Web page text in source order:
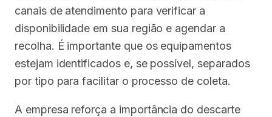
canais de atendimento para verificar a
disponibilidade em sua região e agendar a
recolha. É importante que os equipamentos
estejam identificados e, se possível, separados
por tipo para facilitar o processo de coleta.
A empresa reforça a importância do descarte